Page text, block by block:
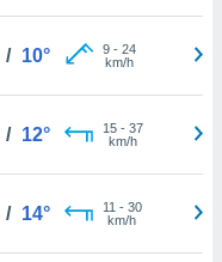
/ 10° 9- 24
km/h
/ 12° 15- 37
km/h
/ 14° 11 - 30
km/h